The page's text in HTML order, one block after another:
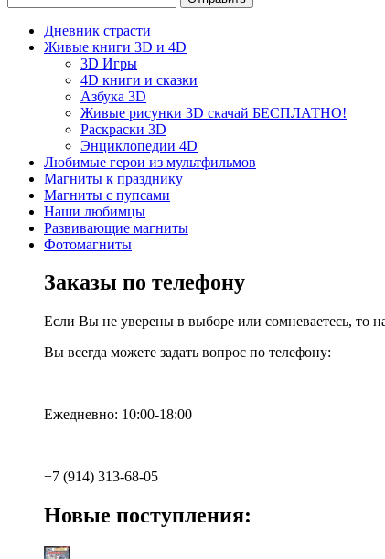
Дневник страсти
Живые книги 3D и 4D
3D Игры
4D книги и сказки
Азбука 3D
Живые рисунки 3D скачай БЕСПЛАТНО!
Раскраски 3D
Энциклопедии 4D
Любимые герои из мультфильмов
Магниты к празднику
Магниты с пупсами
Наши любимцы
Развивающие магниты
Фотомагниты
Заказы по телефону
Если Вы не уверены в выборе или сомневаетесь, то
Вы всегда можете задать вопрос по телефону:
Ежедневно: 10:00-18:00
+7 (914) 313-68-05
Новые поступления: